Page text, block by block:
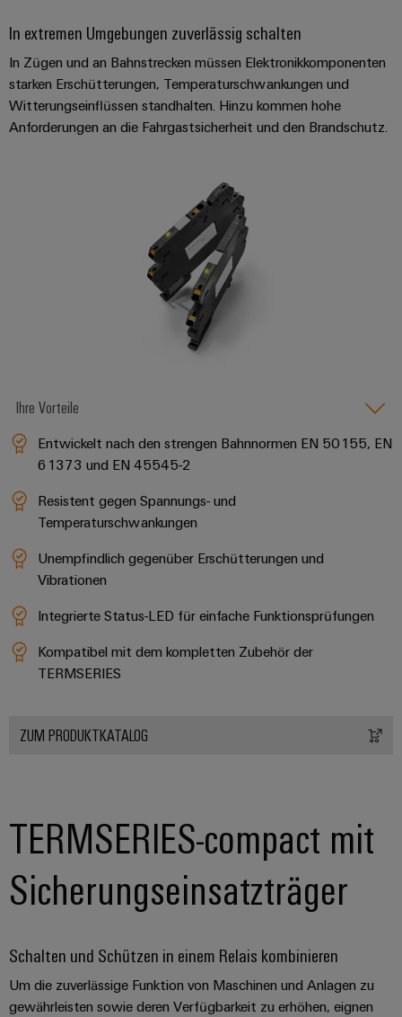
In extremen Umgebungen zuverlässig schalten
In Zügen und an Bahnstrecken müssen Elektronikkomponenten
starken Erschütterungen, Temperaturschwankungen und
Witterungseinflüssen standhalten. Hinzu kommen hohe
Anforderungen an die Fahrgastsicherheit und den Brandschutz.
Ihre Vorteile
Entwickelt nach den strengen Bahnnormen EN 50155, EN
61373 und EN 45545-2
Resistent gegen Spannungs- und
Temperaturschwankungen
Unempfindlich gegenüber Erschütterungen und
Vibrationen
Integrierte Status-LED für einfache Funktionsprüfungen
Kompatibel mit dem kompletten Zubehör der
TERMSERIES
ZUM PRODUKTKATALOG
TERMSERIES-compact mit
Sicherungseinsatzträger
Schalten und Schützen in einem Relais kombinieren
Um die zuverlässige Funktion von Maschinen und Anlagen zu
gewährleisten sowie deren Verfügbarkeit zu erhöhen, eignen